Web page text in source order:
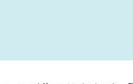
そうなスーパーリーグと